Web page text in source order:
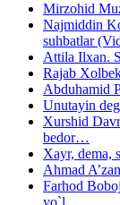
Mirzohid
Najmiddin
suhbatlar
Attila Ilxan.
Rajab
Abduhamid
Unutayin
Xurshid
bedor…
Xayr, dema,
Ahmad
Farhod